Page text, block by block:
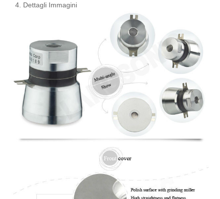
4. Dettagli Immagini